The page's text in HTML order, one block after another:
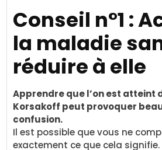
Conseil n°1 :
la maladie
réduire à elle
Apprendre que l’on est atteint
Korsakoff peut provoquer
confusion.
Il est possible que vous ne
exactement ce que cela